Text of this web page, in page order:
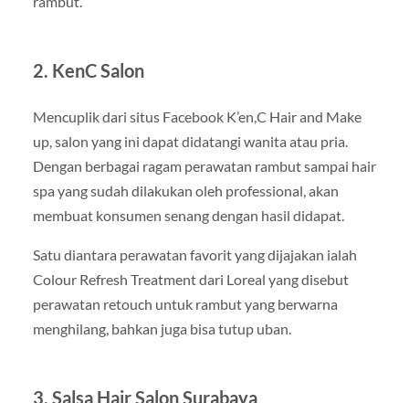
2. KenC Salon
Mencuplik dari situs Facebook K’en,C Hair and Make
up, salon yang ini dapat didatangi wanita atau pria.
Dengan berbagai ragam perawatan rambut sampai hair
spa yang sudah dilakukan oleh professional, akan
membuat konsumen senang dengan hasil didapat.
Satu diantara perawatan favorit yang dijajakan ialah
Colour Refresh Treatment dari Loreal yang disebut
perawatan retouch untuk rambut yang berwarna
menghilang, bahkan juga bisa tutup uban.
3. Salsa Hair Salon Surabaya